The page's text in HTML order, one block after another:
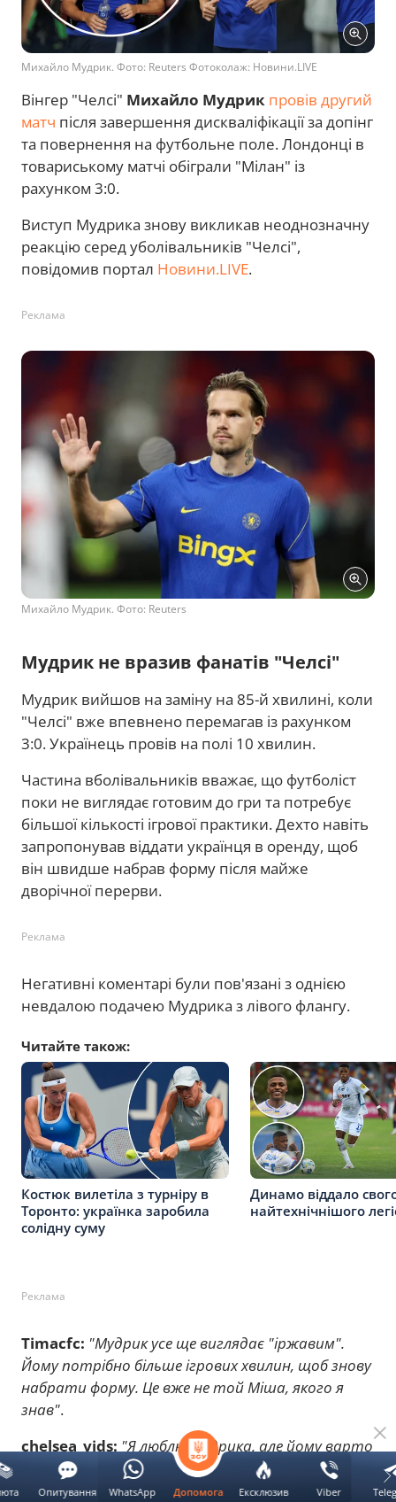
Михайло Мудрик. Фото: Reuters Фотоколаж: Новини.LIVE
Вінгер "Челсі" Михайло Мудрик провів другий
матч після завершення дискваліфікації за допінг
та повернення на футбольне поле. Лондонці в
товариському матчі обіграли "Мілан" із
рахунком 3:0.
Виступ Мудрика знову викликав неоднозначну
реакцію серед уболівальників "Челсі",
повідомив портал Новини.LIVE.
Реклама
Михайло Мудрик. Фото: Reuters
Мудрик не вразив фанатів "Челсі"
Мудрик вийшов на заміну на 85-й хвилині, коли
"Челсі" вже впевнено перемагав із рахунком
3:0. Українець провів на полі 10 хвилин.
Частина вболівальників вважає, що футболіст
поки не виглядає готовим до гри та потребує
більшої кількості ігрової практики. Дехто навіть
запропонував віддати українця в оренду, щоб
він швидше набрав форму після майже
дворічної перерви.
Реклама
Негативні коментарі були пов'язані з однією
невдалою подачею Мудрика з лівого флангу.
Читайте також:
Костюк вилетіла з турніру в
Торонто: українка заробила
солідну суму
Динамо віддало
найтехнічнішого
Реклама
Timacfc: "Мудрик усе ще виглядає "іржавим".
Йому потрібно більше ігрових хвилин, щоб знову
набрати форму. Це вже не той Міша, якого я
знав".
chelsea_vids: "Я люблю Мудрика, але йому варто
піти в оренду".
Допомога Ексклюзив Viber
Опитування WhatsApp